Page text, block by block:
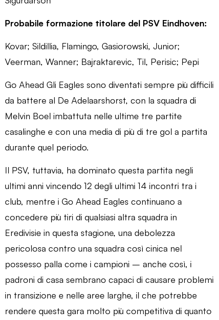
Probabile formazione titolare del PSV Eindhoven:
Kovar; Sildillia, Flamingo, Gasiorowski, Junior;
Veerman, Wanner; Bajraktarevic, Til, Perisic; Pepi
Go Ahead Gli Eagles sono diventati sempre più difficili
da battere al De Adelaarshorst, con la squadra di
Melvin Boel imbattuta nelle ultime tre partite
casalinghe e con una media di più di tre gol a partita
durante quel periodo.
Il PSV, tuttavia, ha dominato questa partita negli
ultimi anni vincendo 12 degli ultimi 14 incontri tra i
club, mentre i Go Ahead Eagles continuano a
concedere più tiri di qualsiasi altra squadra in
Eredivisie in questa stagione, una debolezza
pericolosa contro una squadra così cinica nel
possesso palla come i campioni – anche così, i
padroni di casa sembrano capaci di causare problemi
in transizione e nelle aree larghe, il che potrebbe
rendere questa gara molto più competitiva di quanto